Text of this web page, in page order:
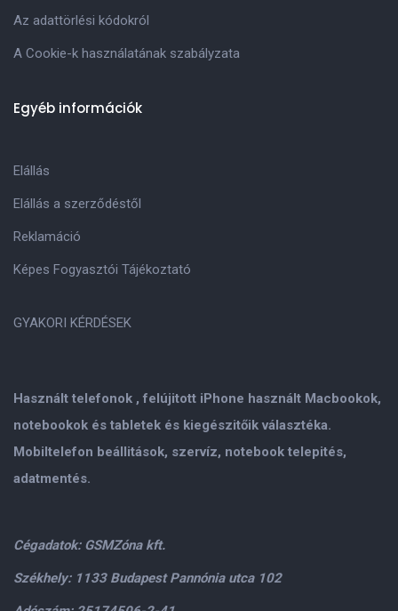
Használt telefonok , felújitott iPhone használt Macbookok,
notebookok és tabletek és kiegészitőik választéka.
Mobiltelefon beállitások, szervíz, notebook telepités,
adatmentés.
Cégadatok: GSMZóna kft.
Székhely: 1133 Budapest Pannónia utca 102
Az adattörlési kódokról
A Cookie-k használatának szabályzata
Egyéb információk
Elállás
Elállás a szerződéstől
Reklamáció
Képes Fogyasztói Tájékoztató
GYAKORI KÉRDÉSEK